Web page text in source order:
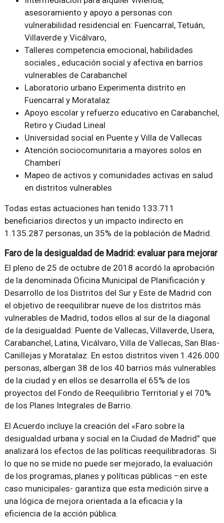
asesoramiento y apoyo a personas con
vulnerabilidad residencial en: Fuencarral, Tetuán,
Villaverde y Vicálvaro,
Talleres competencia emocional, habilidades
sociales., educación social y afectiva en barrios
vulnerables de Carabanchel
Laboratorio urbano Experimenta distrito en
Fuencarral y Moratalaz
Apoyo escolar y refuerzo educativo en Carabanchel,
Retiro y Ciudad Lineal
Universidad social en Puente y Villa de Vallecas
Atención sociocomunitaria a mayores solos en
Chamberí
Mapeo de activos y comunidades activas en salud
en distritos vulnerables
Todas estas actuaciones han tenido 133.711
beneficiarios directos y un impacto indirecto en
1.135.287 personas, un 35% de la población de Madrid.
Faro de la desigualdad de Madrid: evaluar para mejorar
El pleno de 25 de octubre de 2018 acordó la aprobación
de la denominada Oficina Municipal de Planificación y
Desarrollo de los Distritos del Sur y Este de Madrid con
el objetivo de reequilibrar nueve de los distritos más
vulnerables de Madrid, todos ellos al sur de la diagonal
de la desigualdad: Puente de Vallecas, Villaverde, Usera,
Carabanchel, Latina, Vicálvaro, Villa de Vallecas, San Blas-
Canillejas y Moratalaz. En estos distritos viven 1.426.000
personas, albergan 38 de los 40 barrios más vulnerables
de la ciudad y en ellos se desarrolla el 65% de los
proyectos del Fondo de Reequilibrio Territorial y el 70%
de los Planes Integrales de Barrio.
El Acuerdo incluye la creación del «Faro sobre la
desigualdad urbana y social en la Ciudad de Madrid” que
analizará los efectos de las políticas reequilibradoras. Si
lo que no se mide no puede ser mejorado, la evaluación
de los programas, planes y políticas públicas –en este
caso municipales- garantiza que esta medición sirve a
una lógica de mejora orientada a la eficacia y la
eficiencia de la acción pública.